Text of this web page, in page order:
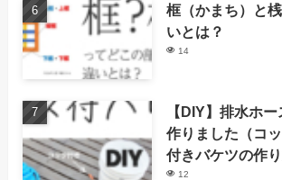
框（かまち）と
いとは？
14
【DIY】排水ホ
作りました（コ
付きバケツの作
12